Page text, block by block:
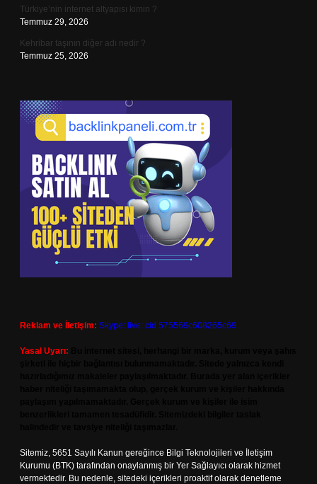
Türkiye’nin internet altyapısı kimin ?
Temmuz 29, 2026
Kehribar taşının diğer adı nedir ?
Temmuz 25, 2026
Reklam ve İletişim: Skype: live:.cid.575569c608265c69
Yasal Uyarı:
Sitemiz, 5651 Sayılı Kanun gereğince Bilgi Teknolojileri ve İletişim
Kurumu (BTK) tarafından onaylanmış bir Yer Sağlayıcı olarak hizmet
vermektedir. Bu nedenle, sitedeki içerikleri proaktif olarak denetleme